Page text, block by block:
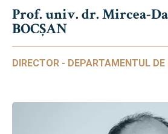
Prof. univ. dr. Mircea-
BOCȘAN
DIRECTOR - DEPARTAMENTUL